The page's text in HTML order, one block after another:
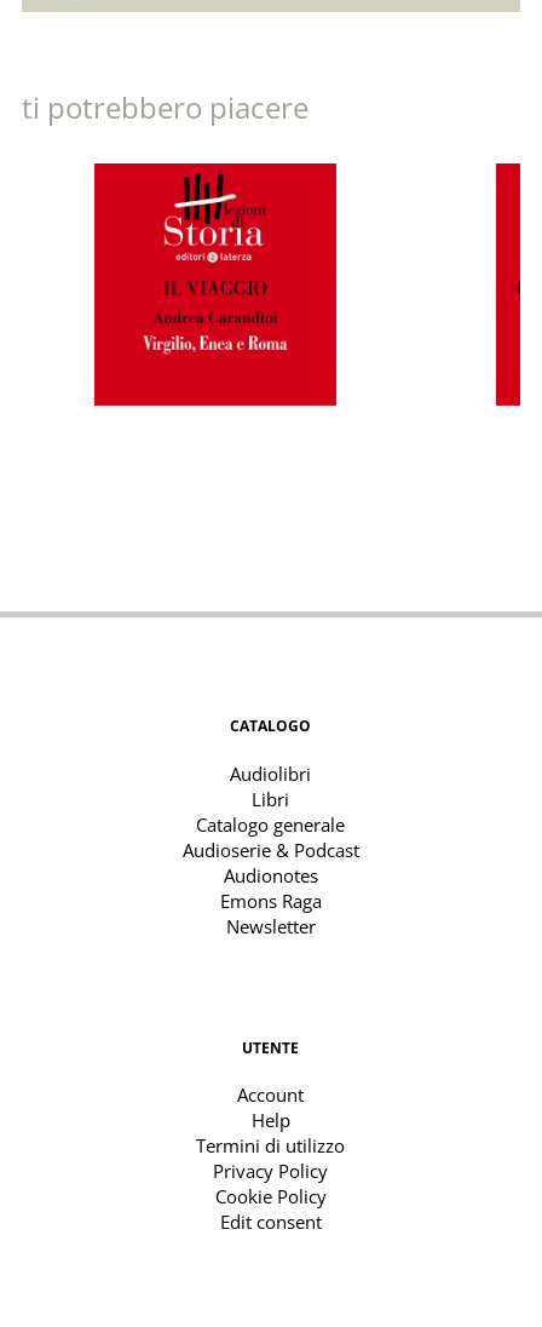
ti potrebbero piacere
CATALOGO
Audiolibri
Libri
Catalogo generale
Audioserie & Podcast
Audionotes
Emons Raga
Newsletter
UTENTE
Account
Help
Termini di utilizzo
Privacy Policy
Cookie Policy
Edit consent